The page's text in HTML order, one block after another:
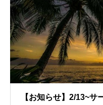
【お知らせ】2/13~サ